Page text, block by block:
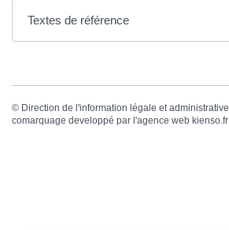
Textes de référence
© Direction de l'information légale et administrative
comarquage developpé par l'agence web kienso.fr